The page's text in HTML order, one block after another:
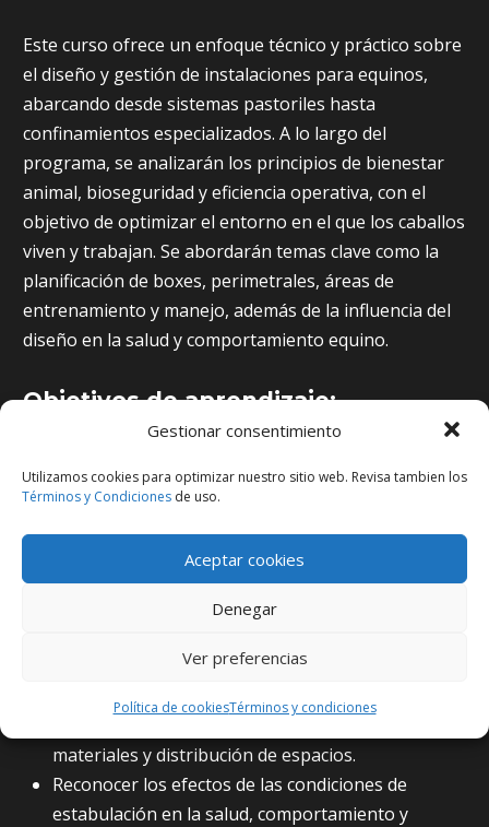
Gestionar consentimiento
Utilizamos cookies para optimizar nuestro sitio web. Revisa tambien los
Términos y Condiciones de uso.
Aceptar cookies
Denegar
Ver preferencias
Política de cookiesTérminos y condiciones
Este curso ofrece un enfoque técnico y práctico sobre
el diseño y gestión de instalaciones para equinos,
abarcando desde sistemas pastoriles hasta
confinamientos especializados. A lo largo del
programa, se analizarán los principios de bienestar
animal, bioseguridad y eficiencia operativa, con el
objetivo de optimizar el entorno en el que los caballos
viven y trabajan. Se abordarán temas clave como la
planificación de boxes, perimetrales, áreas de
entrenamiento y manejo, además de la influencia del
diseño en la salud y comportamiento equino.
Objetivos de aprendizaje:
capaz de:
Identificar los diferentes tipos de instalaciones
ecuestres, incluyendo sistemas pastoriles,
semiabiertos y confinamientos, así como su
Identificar los principios fundamentales del diseño
de instalaciones para equinos, considerando
materiales y distribución de espacios.
Reconocer los efectos de las condiciones de
estabulación en la salud, comportamiento y